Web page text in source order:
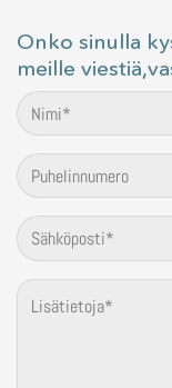
Onko sinulla
meille